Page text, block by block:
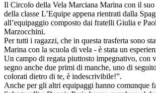
Il Circolo della Vela Marciana Marina con il
della classe L’Equipe appena rientrati dalla
all’equipaggio composto dai fratelli Giulia e
Marzocchini.
Per tutti i ragazzi, che in questa trasferta sono
Marina con la scuola di vela - è stata un
Un campo di regata piuttosto impegnativo, con
segno anche due primi di manche, uno di
colorati dietro di te, è indescrivibile!”.
Anche per gli altri equipaggi hanno comunque